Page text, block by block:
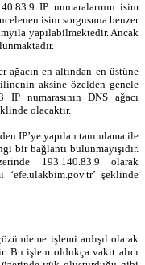
IP numaralarının isim
isim sorgusuna benzer
yapılabilmektedir. Ancak
ağacın en altından en üstüne
aksine özelden genele
IP numarasının DNS ağacı
olacaktır.
IP’ye yapılan tanımlama ile
bir bağlantı bulunmayışıdır.
193.140.83.9 olarak
‘efe.ulakbim.gov.tr’ şeklinde
işlemi ardışıl olarak
Bu işlem oldukça vakit alıcı